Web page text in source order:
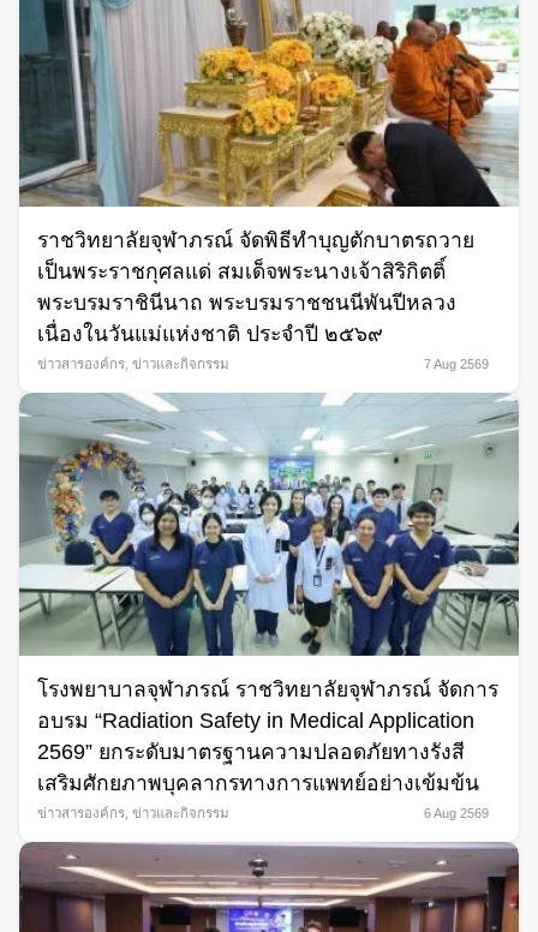
ราชวิทยาลัยจุฬาภรณ์ จัดพิธีทำบุญตักบาตรถวาย
เป็นพระราชกุศลแด่ สมเด็จพระนางเจ้าสิริกิตติ์
พระบรมราชินีนาถ พระบรมราชชนนีพันปีหลวง
เนื่องในวันแม่แห่งชาติ ประจำปี ๒๕๖๙
ข่าวสารองค์กร ข่าวและกิจกรรม 7 Aug 2569
โรงพยาบาลจุฬาภรณ์ ราชวิทยาลัยจุฬาภรณ์ จัดการ
อบรม “Radiation Safety in Medical Application
2569” ยกระดับมาตรฐานความปลอดภัยทางรังสี
เสริมศักยภาพบุคลากรทางการแพทย์อย่างเข้มข้น
ข่าวสารองค์กร ข่าวและกิจกรรม 6 Aug 2569